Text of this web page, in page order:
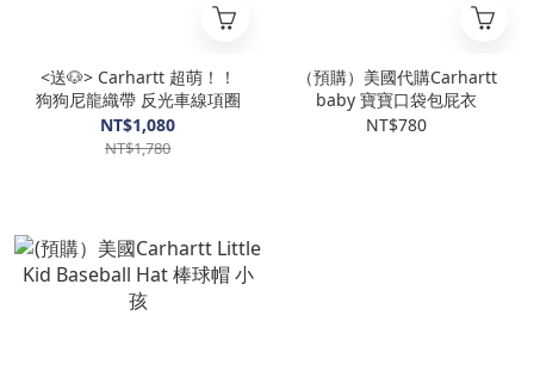
<送🐶> Carhartt 超萌！！
狗狗尼龍織帶 反光車線項圈
NT$1,080
NT$1,780
（預購）美國代購Carhartt
baby 寶寶口袋包屁衣
NT$780